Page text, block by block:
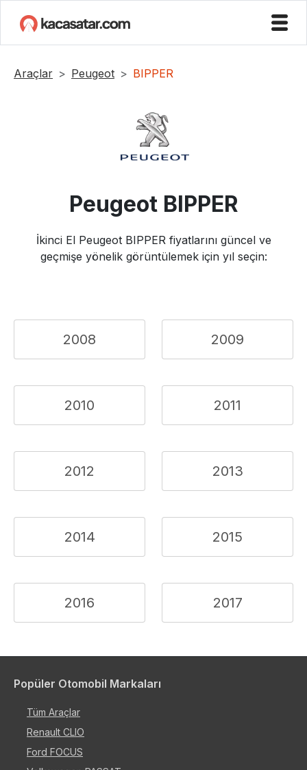
Araçlar Peugeot BIPPER
Peugeot BIPPER
İkinci El Peugeot BIPPER fiyatlarını güncel ve
geçmişe yönelik görüntülemek için yıl seçin:
2008 2009
2010 2011
2012 2013
2014 2015
2016 2017
Popüler Otomobil Markaları
Tüm Araçlar
Renault CLIO
Ford FOCUS